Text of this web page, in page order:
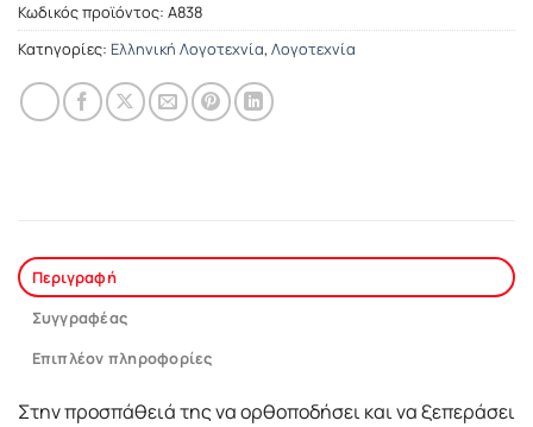
Κωδικός προϊόντος: Α838
Κατηγορίες: Ελληνική Λογοτεχνία, Λογοτεχνία
Περιγραφή
Συγγραφέας
Επιπλέον πληροφορίες
Στην προσπάθειά της να ορθοποδήσει και να ξεπεράσει